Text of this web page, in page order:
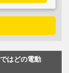
はどの電動